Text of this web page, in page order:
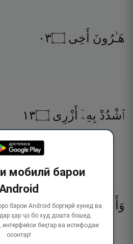
هَـٰرُونَ أَخِى ۝٣٠
ٱشْدُدْ بِهِۦٓ أَزْرِى ۝٣١
ӯ бозу (тавонои)-и
وَأَشْرِكْهُ فِىٓ أَمْرِى ۝٣٢
кун,
мобилӣ барои
барои Android боргирӣ кунед ва
ҳар ҷо бо худ дошта бошед.
беҳтар ва истифодаи
осонтар!